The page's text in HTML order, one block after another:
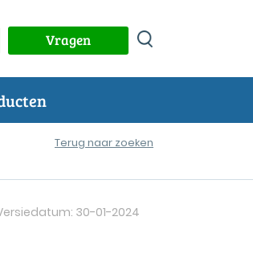
Vragen
Terug naar zoeken
30-01-2024